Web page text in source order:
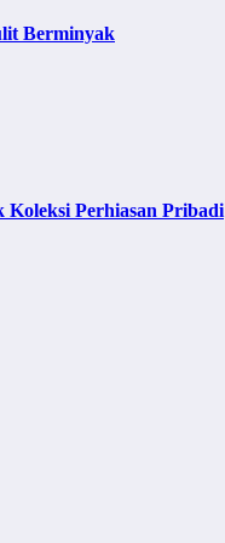
Berminyak
Perhiasan Pribadi